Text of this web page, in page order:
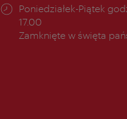
Godziny
otwarcia:
Poniedziałek-Piątek
17.00
Zamknięte w święta